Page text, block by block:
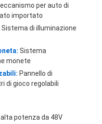
per auto di
importato
Sistema di illuminazione
Sistema
monete
Pannello di
di gioco regolabili
potenza da 48V